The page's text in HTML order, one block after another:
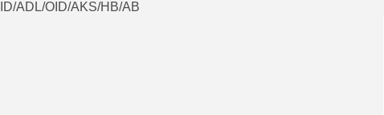
ADL/OID/AKS/HB/AB